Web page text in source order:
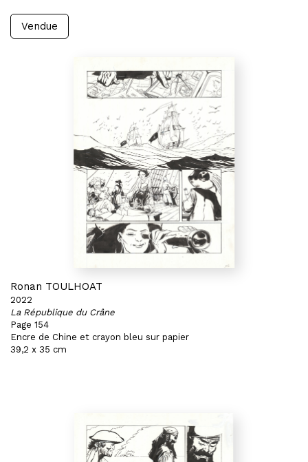
Vendue
Ronan TOULHOAT
2022
La République du Crâne
Page 154
Encre de Chine et crayon bleu sur papier
39,2 x 35 cm